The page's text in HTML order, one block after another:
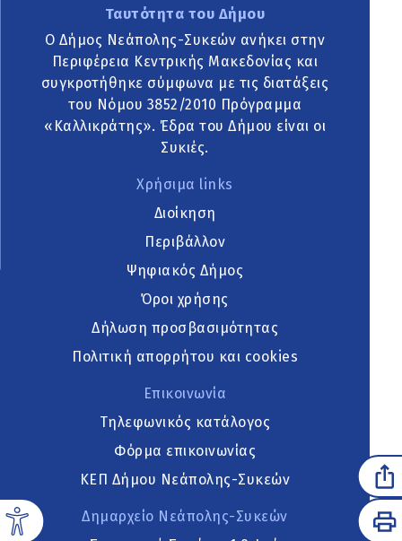
Ταυτότητα του Δήμου
Ο Δήμος Νεάπολης-Συκεών ανήκει στην
Περιφέρεια Κεντρικής Μακεδονίας και
συγκροτήθηκε σύμφωνα με τις διατάξεις
του Νόμου 3852/2010 Πρόγραμμα
«Καλλικράτης». Έδρα του Δήμου είναι οι
Συκιές.
Χρήσιμα links
Διοίκηση
Περιβάλλον
Ψηφιακός Δήμος
Όροι χρήσης
Δήλωση προσβασιμότητας
Πολιτική απορρήτου και cookies
Επικοινωνία
Τηλεφωνικός κατάλογος
Φόρμα επικοινωνίας
ΚΕΠ Δήμου Νεάπολης-Συκεών
Δημαρχείο Νεάπολης-Συκεών